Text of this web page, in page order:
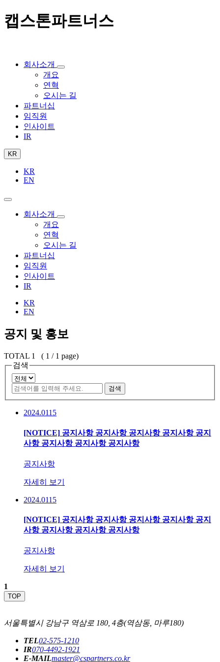
캡스톤파트너스
회사소개
개요
연혁
오시는 길
파트너십
임직원
인사이트
IR
KR
KR
EN
회사소개
개요
연혁
오시는 길
파트너십
임직원
인사이트
IR
KR
EN
공지 및 홍보
TOTAL 1 ( 1 / 1 page)
검색
검색
2024.0115
[NOTICE] 공지사항 공지사항 공지사항 공지사항 공지
사항 공지사항 공지사항 공지사항
공지사항
자세히 보기
2024.0115
[NOTICE] 공지사항 공지사항 공지사항 공지사항 공지
사항 공지사항 공지사항 공지사항
공지사항
자세히 보기
1
TOP
서울특별시 강남구 역삼로 180, 4층(역삼동, 마루180)
TEL02-575-1210
IR070-4492-1921
E-MAILmaster@cspartners.co.kr